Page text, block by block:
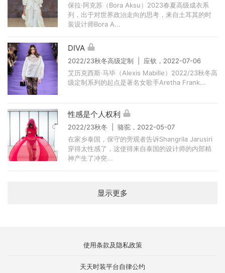
保拉·阿克苏（Bora Aksu）2023春夏高级成衣系
列，出于对世界政治走向的思考，来自土耳其的时
装设计师Bora A...
DIVA
2022/23秋冬高级定制 | 应钦，2022-07-06
艾历克西斯·马毕（Alexis Mabille）2022/23秋冬高
级定制系列的起点是著名女歌手Aretha Frank...
性感是个人权利
2022/23秋冬 | 骆驼，2022-05-07
在家乡泰国，保守的旁观者告诉Shangrila Jarusiri
穿得太性感了，这使得来自泰国的设计师的内部精
神产生了冲突...
显示更多
使用条款及隐私政策
天天时装平台自律公约